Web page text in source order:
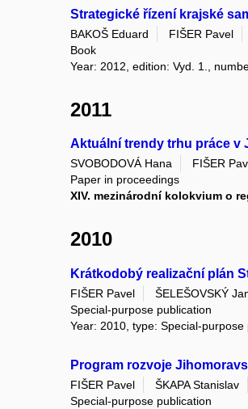
Strategické řízení krajské
BAKOŠ Eduard FIŠER Pavel
Book
Year: 2012, edition: Vyd. 1.,
2011
Aktuální trendy trhu práce v
SVOBODOVÁ Hana
FIŠER
Paper in proceedings
XIV. mezinárodní kolokvium o
2010
Krátkodobý realizační plán
FIŠER Pavel ŠELEŠOVSKÝ
Special-purpose publication
Year: 2010, type: Special-purpose
Program rozvoje
FIŠER Pavel ŠKAPA Stanislav
Special-purpose publication